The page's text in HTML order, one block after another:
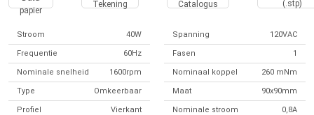
papier
Tekening Catalogus
(.stp)
Stroom 40W Spanning 120VAC
Frequentie 60Hz Fasen 1
Nominale snelheid 1600rpm Nominaal koppel 260 mNm
Type Omkeerbaar Maat 90x90mm
Profiel Vierkant Nominale stroom 0,8A